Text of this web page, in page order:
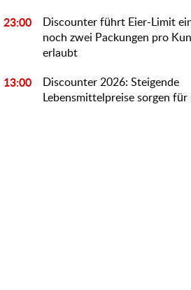
23:00
Discounter führt Eier-Limit
noch zwei Packungen pro
erlaubt
13:00
Discounter 2026: Steigende
Lebensmittelpreise sorgen